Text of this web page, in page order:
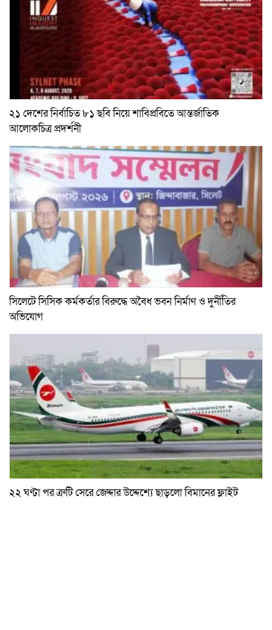
২১ দেশের নির্বাচিত ৮১ ছবি নিয়ে শাবিপ্রবিতে আন্তর্জাতিক
আলোকচিত্র প্রদর্শনী
সিলেটে সিসিক কর্মকর্তার বিরুদ্ধে অবৈধ ভবন নির্মাণ ও দুর্নীতির
অভিযোগ
২২ ঘণ্টা পর ত্রুটি সেরে জেদ্দার উদ্দেশ্যে ছাড়লো বিমানের ফ্লাইট